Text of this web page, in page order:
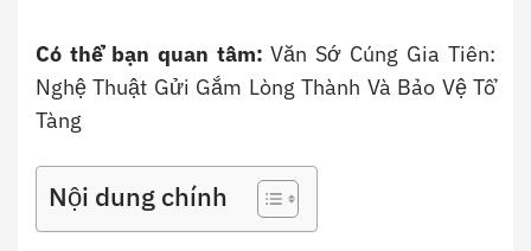
Có thể bạn quan tâm: Văn Sớ Cúng Gia Tiên:
Nghệ Thuật Gửi Gắm Lòng Thành Và Bảo Vệ Tổ
Tàng
Nội dung chính